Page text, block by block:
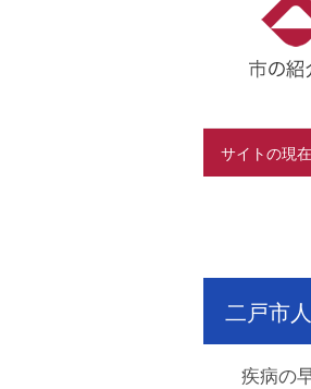
サイトの現
二戸市
疾病の